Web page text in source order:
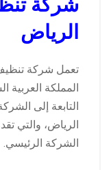
شركة
الرياض
تعمل شركة
المملكة
التابعة إلى
الرياض، والتي
الشركة الرئيسي.